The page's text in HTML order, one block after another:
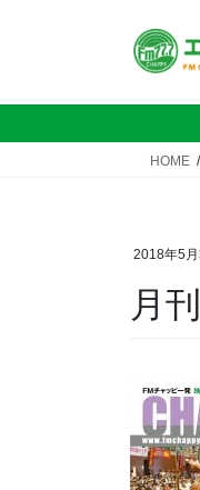
へ
ョ
HOME
2018年5
月